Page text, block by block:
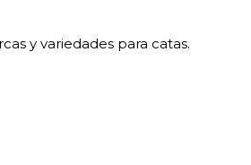
y variedades para catas.